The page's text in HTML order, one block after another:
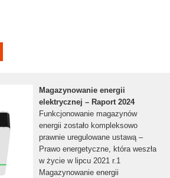
Magazynowanie energii
elektrycznej – Raport 2024
Funkcjonowanie magazynów
energii zostało kompleksowo
prawnie uregulowane ustawą –
Prawo energetyczne, która weszła
w życie w lipcu 2021 r.1
Magazynowanie energii